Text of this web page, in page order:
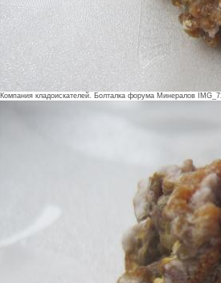
Компания кладоискателей. Болталка форума Минералов